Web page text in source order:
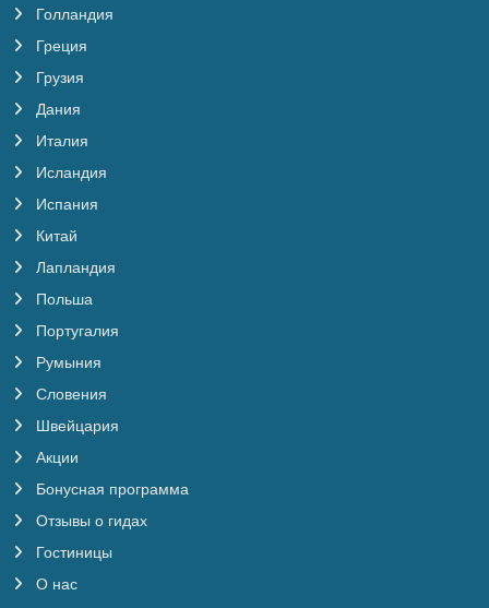
Голландия
Греция
Грузия
Дания
Италия
Исландия
Испания
Китай
Лапландия
Польша
Португалия
Румыния
Словения
Швейцария
Акции
Бонусная программа
Отзывы о гидах
Гостиницы
О нас